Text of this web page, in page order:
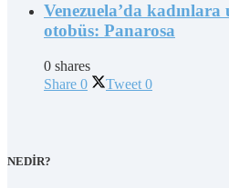
Venezuela’da
otobüs: Panarosa
0 shares
Share 0 Tweet 0
NEDİR?